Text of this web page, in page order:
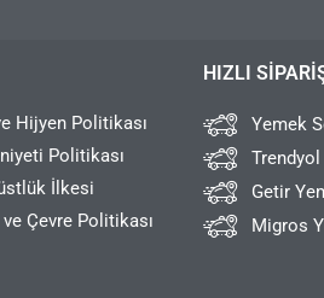
Hijyen Politikası
Politikası
İlkesi
Çevre Politikası
HIZLI
Yemek
Getir
Migros